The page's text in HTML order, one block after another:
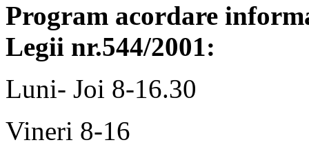
Program acordare
Legii nr.544/2001:
Luni- Joi 8-16.30
Vineri 8-16